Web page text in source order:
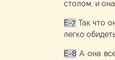
столом, и
E-7 Так что
легко
E-8 А она